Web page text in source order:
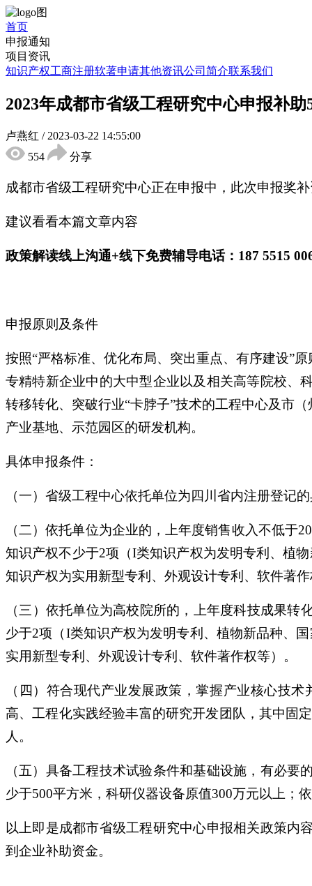
首页
申报通知
项目资讯
知识产权工商注册软著申请其他资讯公司简介联系我们
2023年成都市省级工程研究中心申报补
卢燕红 / 2023-03-22 14:55:00
554
分享
成都市省级工程研究中心正在申报中，此次申报奖
建议看看本篇文章内容
政策解读线上沟通+线下免费辅导电话：187 5515
申报原则及条件
按照“严格标准、优化布局、突出重点、有序建设”
专精特新企业中的大中型企业以及相关高等院校、
转移转化、突破行业“卡脖子”技术的工程中心及市
产业基地、示范园区的研发机构。
具体申报条件：
（一）省级工程中心依托单位为四川省内注册登记
（二）依托单位为企业的，上年度销售收入不低于
知识产权不少于2项（I类知识产权为发明专利、植
知识产权为实用新型专利、外观设计专利、软件著
（三）依托单位为高校院所的，上年度科技成果
少于2项（I类知识产权为发明专利、植物新品种、
实用新型专利、外观设计专利、软件著作权等）。
（四）符合现代产业发展政策，掌握产业核心技
高、工程化实践经验丰富的研究开发团队，其中固
人。
（五）具备工程技术试验条件和基础设施，有必
少于500平方米，科研仪器设备原值300万元以上；
以上即是成都市省级工程研究中心申报相关政策内
到企业补助资金。